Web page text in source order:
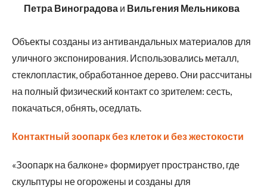
Петра Виноградова и Вильгения Мельникова
Объекты созданы из антивандальных материалов для
уличного экспонирования. Использовались металл,
стеклопластик, обработанное дерево. Они рассчитаны
на полный физический контакт со зрителем: сесть,
покачаться, обнять, оседлать.
Контактный зоопарк без клеток и без жестокости
«Зоопарк на балконе» формирует пространство, где
скульптуры не огорожены и созданы для